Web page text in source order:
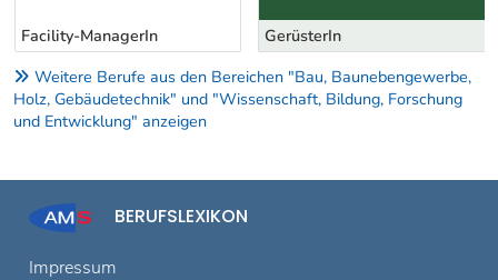
Facility-ManagerIn GerüsterIn
Weitere Berufe aus den Bereichen "Bau, Baunebengewerbe,
Holz, Gebäudetechnik" und "Wissenschaft, Bildung, Forschung
und Entwicklung" anzeigen
BERUFSLEXIKON
Impressum